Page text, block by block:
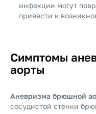
инфекции могут
привести к
Симптомы
аорты
Аневризма брюшной
сосудистой стенки